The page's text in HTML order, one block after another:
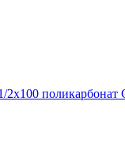
2х100 поликарбонат